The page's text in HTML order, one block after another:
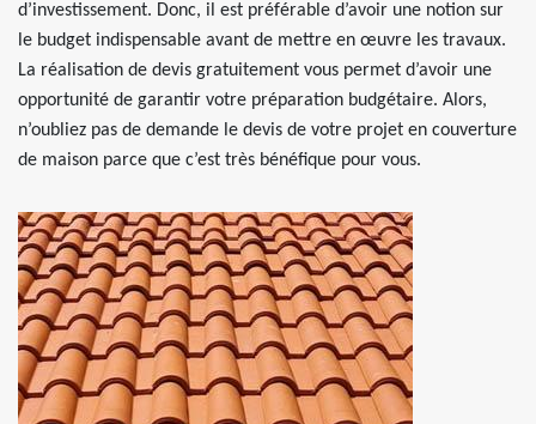
d’investissement. Donc, il est préférable d’avoir une notion sur
le budget indispensable avant de mettre en œuvre les travaux.
La réalisation de devis gratuitement vous permet d’avoir une
opportunité de garantir votre préparation budgétaire. Alors,
n’oubliez pas de demande le devis de votre projet en couverture
de maison parce que c’est très bénéfique pour vous.